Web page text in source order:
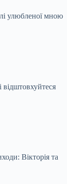
улюбленої мною
Вікторія та